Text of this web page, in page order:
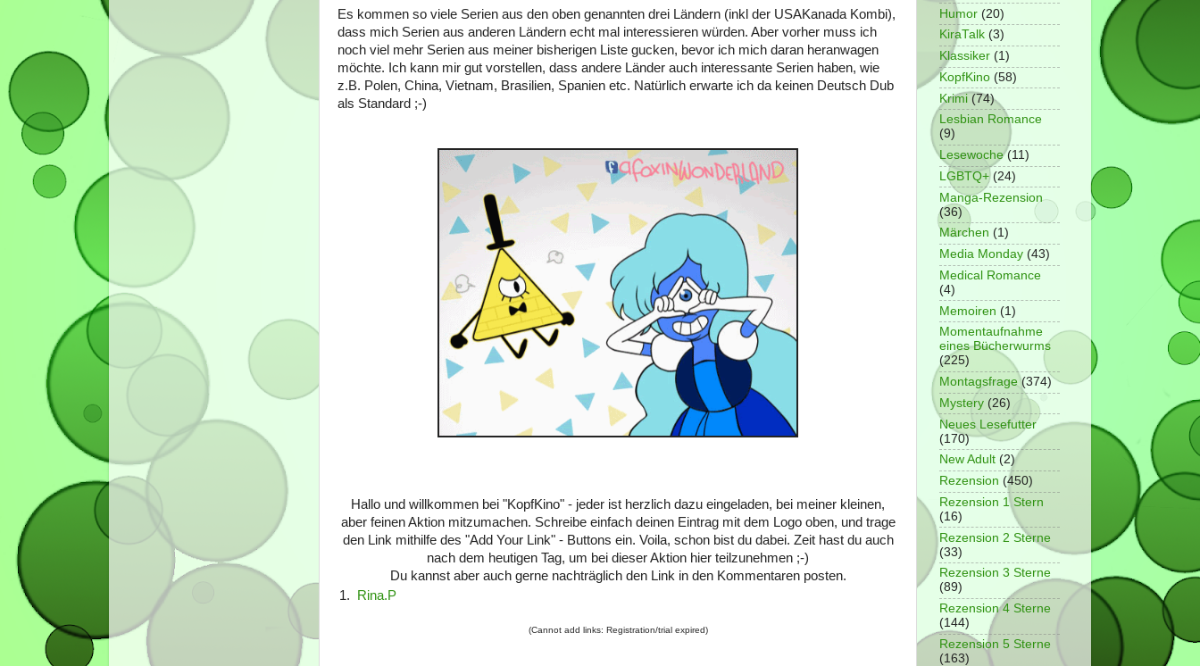
Es kommen so viele Serien aus den oben genannten drei Ländern (inkl der USAKanada Kombi),
dass mich Serien aus anderen Ländern echt mal interessieren würden. Aber vorher muss ich
noch viel mehr Serien aus meiner bisherigen Liste gucken, bevor ich mich daran heranwagen
möchte. Ich kann mir gut vorstellen, dass andere Länder auch interessante Serien haben, wie
z.B. Polen, China, Vietnam, Brasilien, Spanien etc. Natürlich erwarte ich da keinen Deutsch Dub
als Standard ;-)
Hallo und willkommen bei "KopfKino" - jeder ist herzlich dazu eingeladen, bei meiner kleinen,
aber feinen Aktion mitzumachen. Schreibe einfach deinen Eintrag mit dem Logo oben, und trage
den Link mithilfe des "Add Your Link" - Buttons ein. Voila, schon bist du dabei. Zeit hast du auch
nach dem heutigen Tag, um bei dieser Aktion hier teilzunehmen ;-)
Du kannst aber auch gerne nachträglich den Link in den Kommentaren posten.
1.
Rina.P
(Cannot add links: Registration/trial expired)
Humor (20)
KiraTalk (3)
Klassiker (1)
KopfKino (58)
Krimi (74)
Lesbian Romance
(9)
Lesewoche (11)
LGBTQ+ (24)
Manga-Rezension
(36)
Märchen (1)
Media Monday (43)
Medical Romance
(4)
Memoiren (1)
Momentaufnahme
eines Bücherwurms
(225)
Montagsfrage (374)
Mystery (26)
Neues Lesefutter
(170)
New Adult (2)
Rezension (450)
Rezension 1 Stern
(16)
Rezension 2 Sterne
(33)
Rezension 3 Sterne
(89)
Rezension 4 Sterne
(144)
Rezension 5 Sterne
(163)